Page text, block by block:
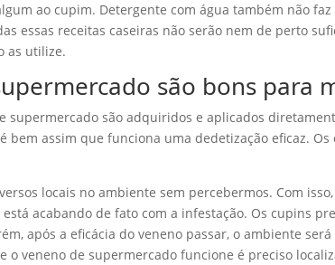
ao cupim. Detergente com água também não
essas receitas caseiras não serão nem de perto
as utilize.
são bons para
supermercado são adquiridos e aplicados
bem assim que funciona uma dedetização eficaz.
locais no ambiente sem percebermos. Com
está acabando de fato com a infestação. Os cupins
após a eficácia do veneno passar, o ambiente
o veneno de supermercado funcione é preciso